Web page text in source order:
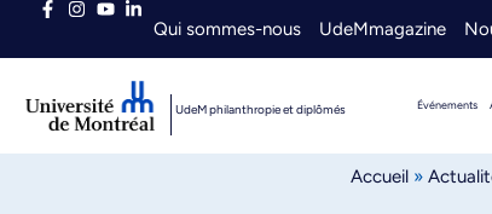
Qui sommes-nous UdeMmagazine
UdeM philanthropie et diplômés Événements
Accueil»